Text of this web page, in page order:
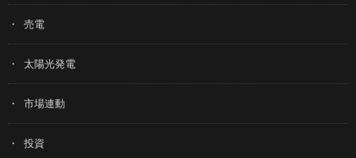
売電
太陽光発電
市場連動
投資